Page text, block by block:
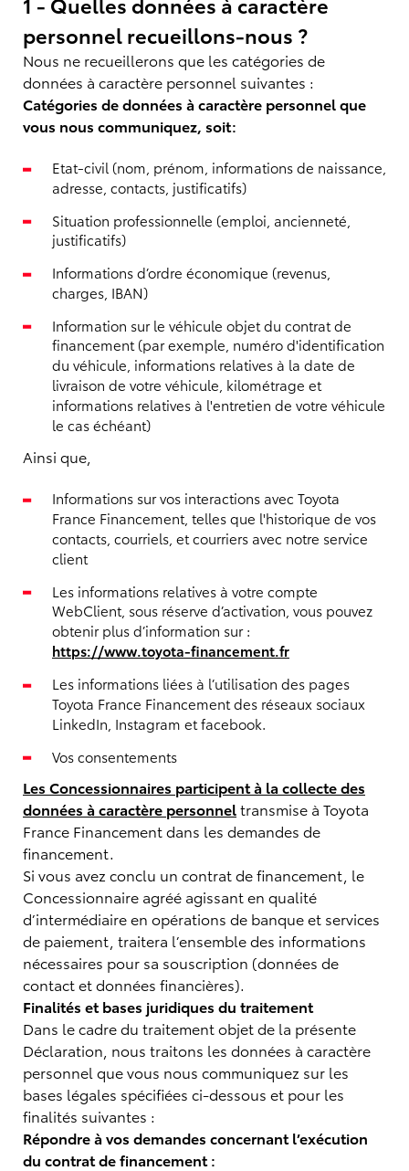
personnel recueillons-nous ?
Nous ne recueillerons que les catégories de
données à caractère personnel suivantes :
Catégories de données à caractère personnel que
vous nous communiquez, soit:
Etat-civil (nom, prénom, informations de naissance,
adresse, contacts, justificatifs)
Situation professionnelle (emploi, ancienneté,
justificatifs)
Informations d’ordre économique (revenus,
charges, IBAN)
Information sur le véhicule objet du contrat de
financement (par exemple, numéro d'identification
du véhicule, informations relatives à la date de
livraison de votre véhicule, kilométrage et
informations relatives à l'entretien de votre véhicule
le cas échéant)
Ainsi que,
Informations sur vos interactions avec Toyota
France Financement, telles que l'historique de vos
contacts, courriels, et courriers avec notre service
client
Les informations relatives à votre compte
WebClient, sous réserve d’activation, vous pouvez
obtenir plus d’information sur :
https://www.toyota-financement.fr
Les informations liées à l’utilisation des pages
Toyota France Financement des réseaux sociaux
LinkedIn, Instagram et facebook.
Vos consentements
Les Concessionnaires participent à la collecte des
données à caractère personneltransmise à Toyota
France Financement dans les demandes de
financement.
Si vous avez conclu un contrat de financement, le
Concessionnaire agréé agissant en qualité
d’intermédiaire en opérations de banque et services
de paiement, traitera l’ensemble des informations
nécessaires pour sa souscription (données de
contact et données financières).
Finalités et bases juridiques du traitement
Dans le cadre du traitement objet de la présente
Déclaration, nous traitons les données à caractère
personnel que vous nous communiquez sur les
bases légales spécifiées ci-dessous et pour les
finalités suivantes :
Répondre à vos demandes concernant l’exécution
du contrat de financement :